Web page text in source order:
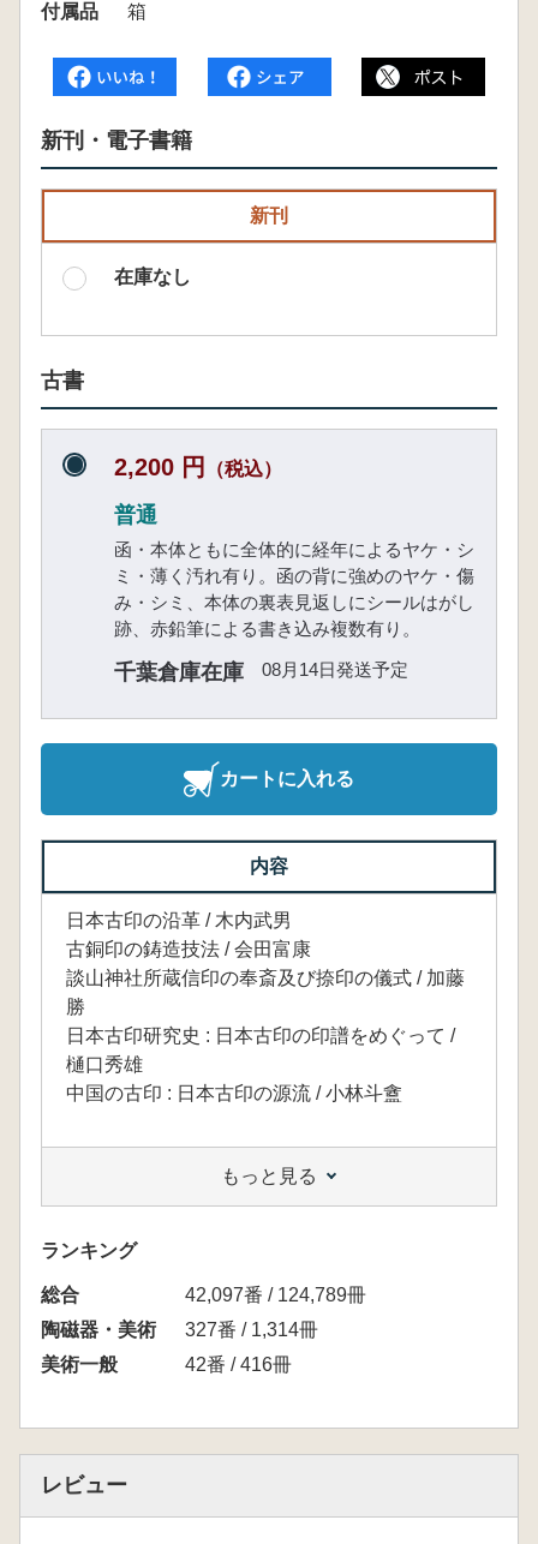
付属品
箱
新刊・電子書籍
新刊
在庫なし
古書
2,200 円 （税込）
普通
函・本体ともに全体的に経年によるヤケ・シ
ミ・薄く汚れ有り。函の背に強めのヤケ・傷
み・シミ、本体の裏表見返しにシールはがし
跡、赤鉛筆による書き込み複数有り。
千葉倉庫在庫 08月14日発送予定
カートに入れる
内容
日本古印の沿革 / 木内武男
古銅印の鋳造技法 / 会田富康
談山神社所蔵信印の奉斎及び捺印の儀式 / 加藤
勝
日本古印研究史 : 日本古印の印譜をめぐって /
樋口秀雄
中国の古印 : 日本古印の源流 / 小林斗盦
もっと見る
ランキング
総合
42,097番 / 124,789冊
陶磁器・美術
327番 / 1,314冊
美術一般
42番 / 416冊
レビュー